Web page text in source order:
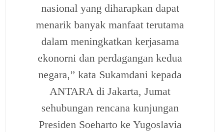
nasional yang diharapkan dapat
menarik banyak manfaat terutama
dalam meningkatkan kerjasama
ekonorni dan perdagangan kedua
negara,” kata Sukamdani kepada
ANTARA di Jakarta, Jumat
sehubungan rencana kunjungan
Presiden Soeharto ke Yugoslavia